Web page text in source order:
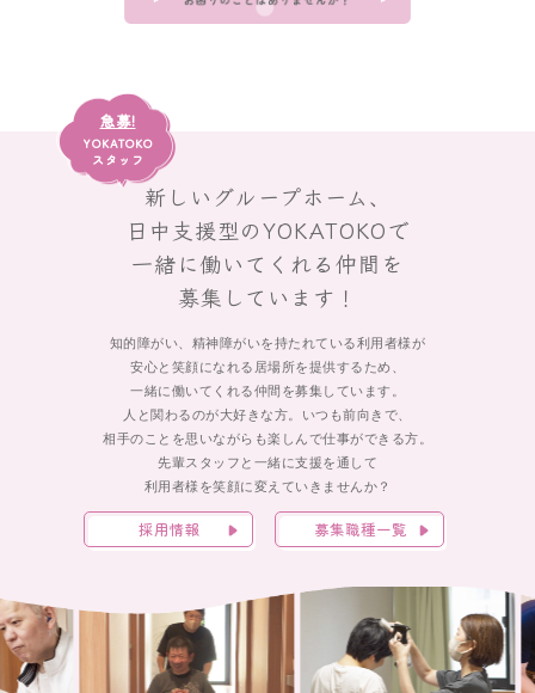
急募!
YOKATOKO
スタッフ
新しいグループホーム、
日中支援型のYOKATOKOで
一緒に働いてくれる仲間を
募集しています！
知的障がい、精神障がいを持たれている利用者様が
安心と笑顔になれる居場所を提供するため、
一緒に働いてくれる仲間を募集しています。
人と関わるのが大好きな方。いつも前向きで、
相手のことを思いながらも楽しんで仕事ができる方。
先輩スタッフと一緒に支援を通して
利用者様を笑顔に変えていきませんか？
採用情報 募集職種一覧